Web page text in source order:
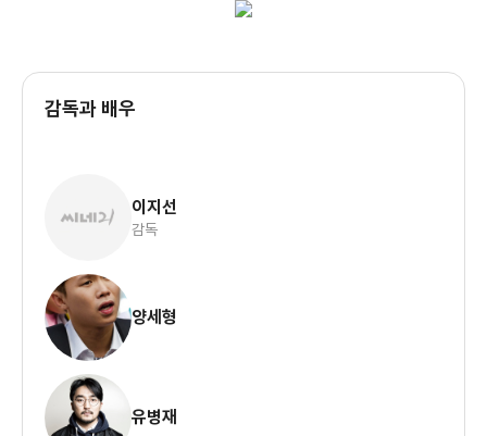
감독과 배우
이지선
감독
양세형
유병재